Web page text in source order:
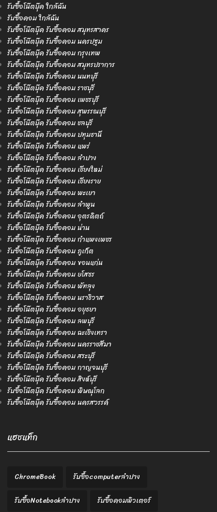
รับซื้อโน๊ตบุ๊ค ใกล้ฉัน
รับซื้อคอม ใกล้ฉัน
รับซื้อโน๊ตบุ๊ค รับซื้อคอม สมุทรสาคร
รับซื้อโน๊ตบุ๊ค รับซื้อคอม นครปฐม
รับซื้อโน๊ตบุ๊ค รับซื้อคอม กรุงเทพ
รับซื้อโน๊ตบุ๊ค รับซื้อคอม สมุทรปราการ
รับซื้อโน๊ตบุ๊ค รับซื้อคอม นนทบุรี
รับซื้อโน๊ตบุ๊ค รับซื้อคอม ราชบุรี
รับซื้อโน๊ตบุ๊ค รับซื้อคอม เพชรบุรี
รับซื้อโน๊ตบุ๊ค รับซื้อคอม สุพรรณบุรี
รับซื้อโน๊ตบุ๊ค รับซื้อคอม ชลบุรี
รับซื้อโน๊ตบุ๊ค รับซื้อคอม ปทุมธานี
รับซื้อโน๊ตบุ๊ค รับซื้อคอม แพร่
รับซื้อโน๊ตบุ๊ค รับซื้อคอม ลำปาง
รับซื้อโน๊ตบุ๊ค รับซื้อคอม เชียงใหม่
รับซื้อโน๊ตบุ๊ค รับซื้อคอม เชียงราย
รับซื้อโน๊ตบุ๊ค รับซื้อคอม พะเยา
รับซื้อโน๊ตบุ๊ค รับซื้อคอม ลำพูน
รับซื้อโน๊ตบุ๊ค รับซื้อคอม อุตรดิตถ์
รับซื้อโน๊ตบุ๊ค รับซื้อคอม น่าน
รับซื้อโน๊ตบุ๊ค รับซื้อคอม กำแพงเพชร
รับซื้อโน๊ตบุ๊ค รับซื้อคอม ภูเก็ต
รับซื้อโน๊ตบุ๊ค รับซื้อคอม ขอนแก่น
รับซื้อโน๊ตบุ๊ค รับซื้อคอม ยโสธร
รับซื้อโน๊ตบุ๊ค รับซื้อคอม พัทลุง
รับซื้อโน๊ตบุ๊ค รับซื้อคอม นราธิวาส
รับซื้อโน๊ตบุ๊ค รับซื้อคอม อยุธยา
รับซื้อโน๊ตบุ๊ค รับซื้อคอม ลพบุรี
รับซื้อโน๊ตบุ๊ค รับซื้อคอม ฉะเชิงเทรา
รับซื้อโน๊ตบุ๊ค รับซื้อคอม นครราชสีมา
รับซื้อโน๊ตบุ๊ค รับซื้อคอม สระบุรี
รับซื้อโน๊ตบุ๊ค รับซื้อคอม กาญจนบุรี
รับซื้อโน๊ตบุ๊ค รับซื้อคอม สิงห์บุรี
รับซื้อโน๊ตบุ๊ค รับซื้อคอม พิษณุโลก
รับซื้อโน๊ตบุ๊ค รับซื้อคอม นครสวรรค์
แฮชแท็ก
ChromeBook
รับซื้อcomputerลำปาง
รับซื้อNotebookลำปาง
รับซื้อคอมพิวเตอร์